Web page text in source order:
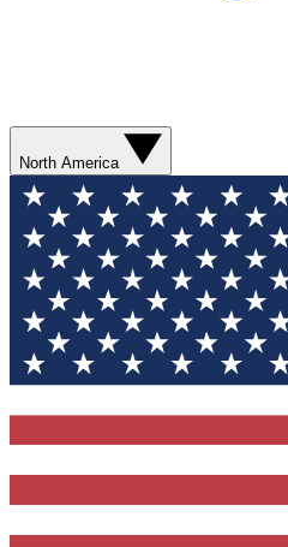
North America